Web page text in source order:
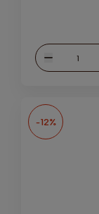
Verlagen
-12%